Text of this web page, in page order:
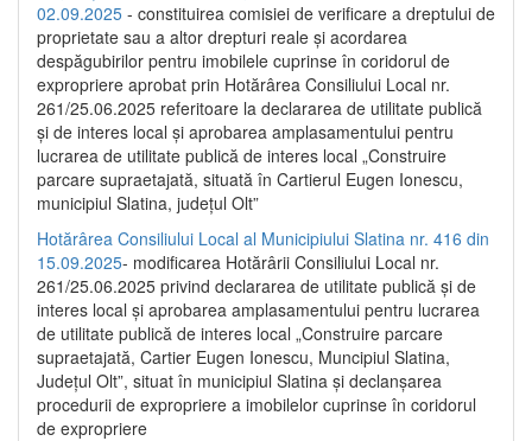
02.09.2025 - constituirea comisiei de verificare a dreptului de
proprietate sau a altor drepturi reale și acordarea
despăgubirilor pentru imobilele cuprinse în coridorul de
expropriere aprobat prin Hotărârea Consiliului Local nr.
261/25.06.2025 referitoare la declararea de utilitate publică
și de interes local și aprobarea amplasamentului pentru
lucrarea de utilitate publică de interes local „Construire
parcare supraetajată, situată în Cartierul Eugen Ionescu,
municipiul Slatina, județul Olt”
Hotărârea Consiliului Local al Municipiului Slatina nr. 416 din
15.09.2025- modificarea Hotărârii Consiliului Local nr.
261/25.06.2025 privind declararea de utilitate publică și de
interes local și aprobarea amplasamentului pentru lucrarea
de utilitate publică de interes local „Construire parcare
supraetajată, Cartier Eugen Ionescu, Muncipiul Slatina,
Județul Olt”, situat în municipiul Slatina și declanșarea
procedurii de expropriere a imobilelor cuprinse în coridorul
de expropriere